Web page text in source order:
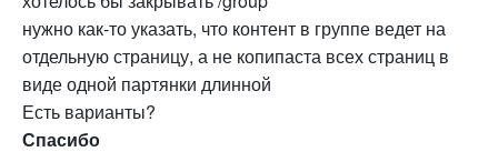
нужно как-то указать, что контент в группе ведет на
отдельную страницу, а не копипаста всех страниц в
виде одной партянки длинной
Есть варианты?
Спасибо